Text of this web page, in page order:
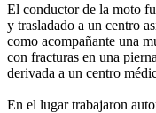
El conductor de la moto
y trasladado a un centro
como acompañante una
con fracturas en una
derivada a un centro
En el lugar trabajaron